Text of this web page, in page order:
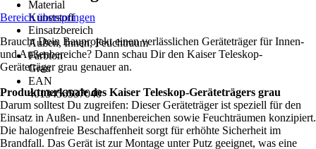
Material
Kunststoff
Einsatzbereich
Außen, Innen, Feuchtraum
Farbton
Grau
EAN
4013456537040
Bereich überspringen
Braucht Dein Bauprojekt einen verlässlichen Geräteträger für Innen-
und Außenbereiche? Dann schau Dir den Kaiser Teleskop-
Geräteträger grau genauer an.
Produktmerkmale des Kaiser Teleskop-Geräteträgers grau
Darum solltest Du zugreifen: Dieser Geräteträger ist speziell für den
Einsatz in Außen- und Innenbereichen sowie Feuchträumen konzipiert.
Die halogenfreie Beschaffenheit sorgt für erhöhte Sicherheit im
Brandfall. Das Gerät ist zur Montage unter Putz geeignet, was eine